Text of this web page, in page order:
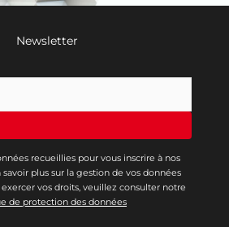
Newsletter
recueillies pour vous inscrire à nos
plus sur la gestion de vos données
vos droits, veuillez consulter notre
de protection des données